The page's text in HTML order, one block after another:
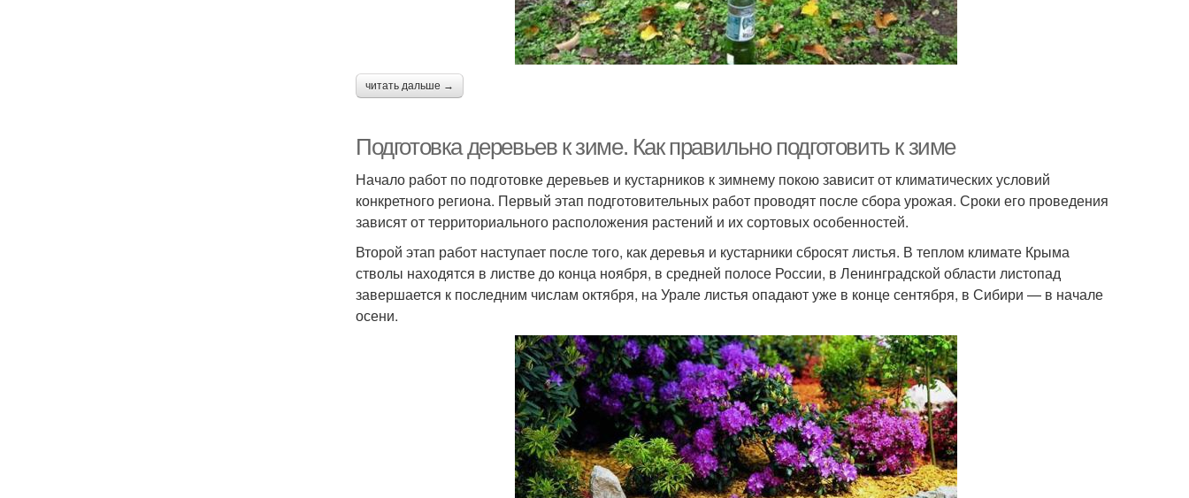
читать дальше →
Подготовка деревьев к зиме. Как правильно подготовить к зиме
Начало работ по подготовке деревьев и кустарников к зимнему покою зависит от климатических условий
конкретного региона. Первый этап подготовительных работ проводят после сбора урожая. Сроки его проведения
зависят от территориального расположения растений и их сортовых особенностей.
Второй этап работ наступает после того, как деревья и кустарники сбросят листья. В теплом климате Крыма
стволы находятся в листве до конца ноября, в средней полосе России, в Ленинградской области листопад
завершается к последним числам октября, на Урале листья опадают уже в конце сентября, в Сибири — в начале
осени.